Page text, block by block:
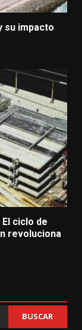
su impacto
ciclo de
revoluciona
BUSCAR